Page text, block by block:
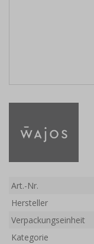
Art.-Nr.
Hersteller
Verpackungseinheit
Kategorie